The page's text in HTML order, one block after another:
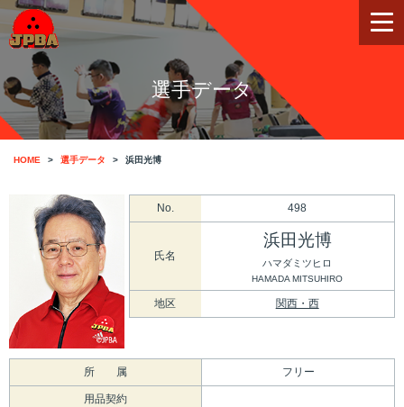
選手データ
HOME 選手データ 浜田光博
No. 498
氏名
浜田光博
ハマダミツヒロ
HAMADA MITSUHIRO
地区 関西・西
所 属 フリー
用品契約